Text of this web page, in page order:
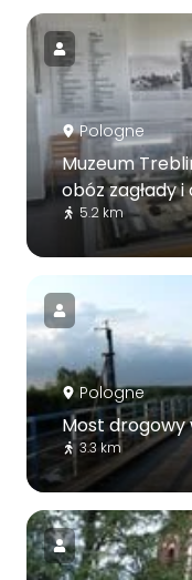
Pologne
Muzeum
obóz zagłady
5.2 km
Pologne
Most drogowy
3.3 km